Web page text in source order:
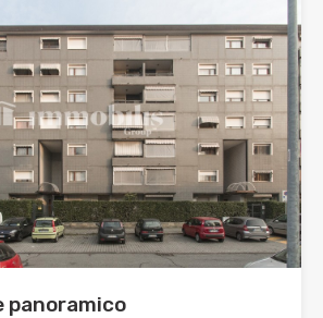
panoramico